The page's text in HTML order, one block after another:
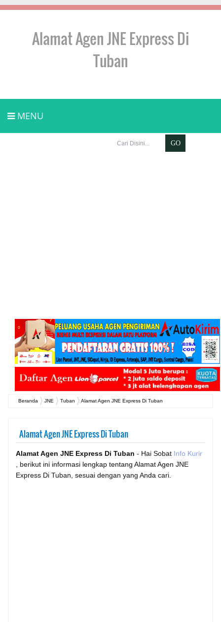
Alamat Agen JNE Express Di
Tuban
MENU
Beranda JNE Tuban Alamat Agen JNE Express Di Tuban
Alamat Agen JNE Express Di Tuban
Alamat Agen JNE Express Di Tuban - Hai Sobat Info Kurir
, berikut ini informasi lengkap tentang Alamat Agen JNE
Express Di Tuban, sesuai dengan yang Anda cari.